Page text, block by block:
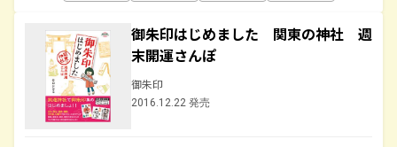
御朱印はじめました 関東の神社 週
末開運さんぽ
御朱印
2016.12.22 発売